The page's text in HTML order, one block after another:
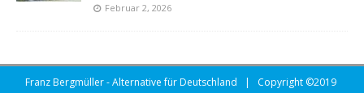
Februar 2, 2026
Franz Bergmüller - Alternative für Deutschland | Copyright ©2019